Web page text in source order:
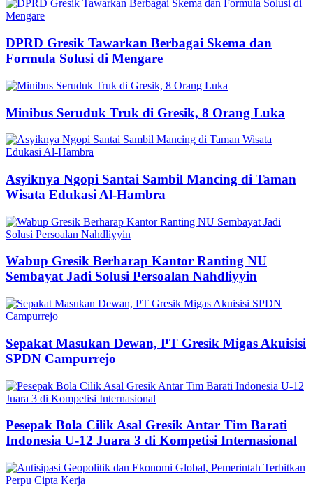
DPRD Gresik Tawarkan Berbagai Skema dan
Formula Solusi di Mengare
Minibus Seruduk Truk di Gresik, 8 Orang Luka
Asyiknya Ngopi Santai Sambil Mancing di Taman
Wisata Edukasi Al-Hambra
Wabup Gresik Berharap Kantor Ranting NU
Sembayat Jadi Solusi Persoalan Nahdliyyin
Sepakat Masukan Dewan, PT Gresik Migas Akuisisi
SPDN Campurrejo
Pesepak Bola Cilik Asal Gresik Antar Tim Barati
Indonesia U-12 Juara 3 di Kompetisi Internasional